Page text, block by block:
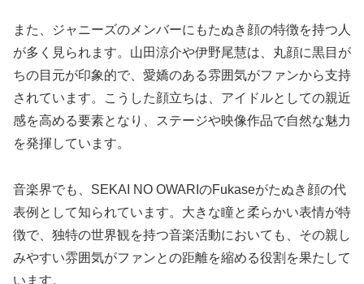
また、ジャニーズのメンバーにもたぬき顔の特徴を持つ人
が多く見られます。山田涼介や伊野尾慧は、丸顔に黒目が
ちの目元が印象的で、愛嬌のある雰囲気がファンから支持
されています。こうした顔立ちは、アイドルとしての親近
感を高める要素となり、ステージや映像作品で自然な魅力
を発揮しています。
音楽界でも、SEKAI NO OWARIのFukaseがたぬき顔の代
表例として知られています。大きな瞳と柔らかい表情が特
徴で、独特の世界観を持つ音楽活動においても、その親し
みやすい雰囲気がファンとの距離を縮める役割を果たして
います。